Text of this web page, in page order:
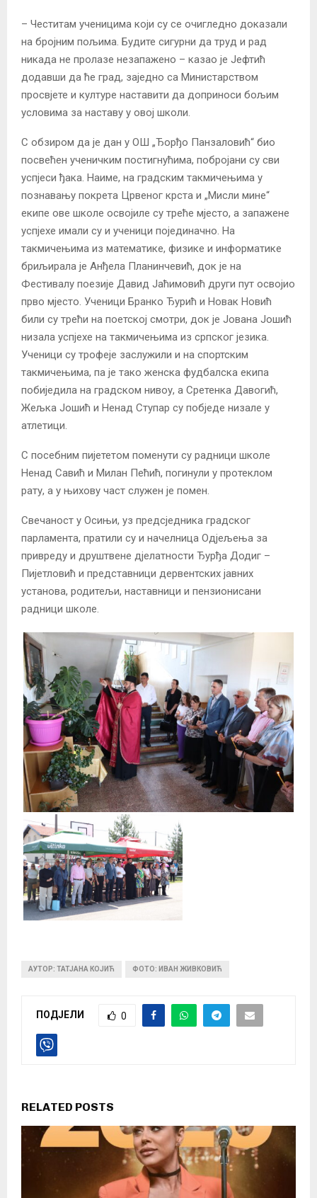
– Честитам ученицима који су се очигледно доказали
на бројним пољима. Будите сигурни да труд и рад
никада не пролазе незапажено – казао је Јефтић
додавши да ће град, заједно са Министарством
просвјете и културе наставити да доприноси бољим
условима за наставу у овој школи.
С обзиром да је дан у ОШ „Ђорђо Панзаловић“ био
посвећен ученичким постигнућима, побројани су сви
успјеси ђака. Наиме, на градским такмичењима у
познавању покрета Црвеног крста и „Мисли мине“
екипе ове школе освојиле су треће мјесто, а запажене
успјехе имали су и ученици појединачно. На
такмичењима из математике, физике и информатике
бриљирала је Анђела Планинчевић, док је на
Фестивалу поезије Давид Јаћимовић други пут освојио
прво мјесто. Ученици Бранко Ђурић и Новак Новић
били су трећи на поетској смотри, док је Јована Јошић
низала успјехе на такмичењима из српског језика.
Ученици су трофеје заслужили и на спортским
такмичењима, па је тако женска фудбалска екипа
побиједила на градском нивоу, а Сретенка Давогић,
Жељка Јошић и Ненад Ступар су побједе низале у
атлетици.
С посебним пијететом поменути су радници школе
Ненад Савић и Милан Пећић, погинули у протеклом
рату, а у њихову част служен је помен.
Свечаност у Осињи, уз предсједника градског
парламента, пратили су и начелница Одјељења за
привреду и друштвене дјелатности Ђурђа Додиг –
Пијетловић и представници дервентских јавних
установа, родитељи, наставници и пензионисани
радници школе.
АУТОР: ТАТЈАНА КОЈИЋ ФОТО: ИВАН ЖИВКОВИЋ
ПОДЈЕЛИ 0
RELATED POSTS